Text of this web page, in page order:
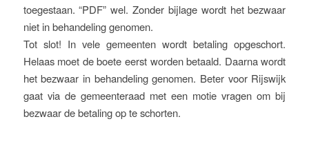
toegestaan. “PDF” wel. Zonder bijlage wordt het bezwaar
niet in behandeling genomen.
Tot slot! In vele gemeenten wordt betaling opgeschort.
Helaas moet de boete eerst worden betaald. Daarna wordt
het bezwaar in behandeling genomen. Beter voor Rijswijk
gaat via de gemeenteraad met een motie vragen om bij
bezwaar de betaling op te schorten.